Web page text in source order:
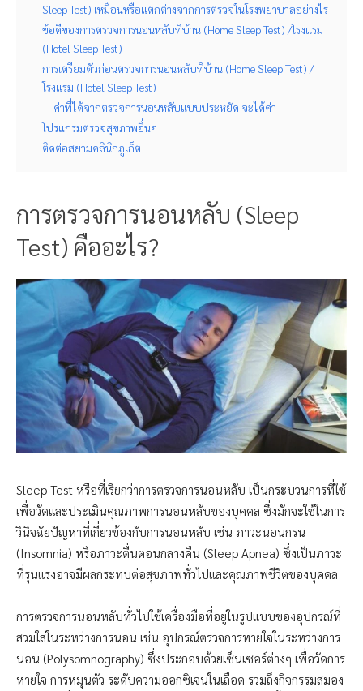
Sleep Test) เหมือนหรือแตกต่างจากการตรวจในโรงพยาบาลอย่างไร
ข้อดีของการตรวจการนอนหลับที่บ้าน (Home Sleep Test) /โรงแรม
(Hotel Sleep Test)
การเตรียมตัวก่อนตรวจการนอนหลับที่บ้าน (Home Sleep Test) /
โรงแรม (Hotel Sleep Test)
ค่าที่ได้จากตรวจการนอนหลับแบบประหยัด จะได้ค่า
โปรแกรมตรวจสุขภาพอื่นๆ
ติดต่อสยามคลินิกภูเก็ต
การตรวจการนอนหลับ (Sleep
Test) คืออะไร?
Sleep Test หรือที่เรียกว่าการตรวจการนอนหลับ เป็นกระบวนการที่ใช้
เพื่อวัดและประเมินคุณภาพการนอนหลับของบุคคล ซึ่งมักจะใช้ในการ
วินิจฉัยปัญหาที่เกี่ยวข้องกับการนอนหลับ เช่น ภาวะนอนกรน
(Insomnia) หรือภาวะตื่นตอนกลางคืน (Sleep Apnea) ซึ่งเป็นภาวะ
ที่รุนแรงอาจมีผลกระทบต่อสุขภาพทั่วไปและคุณภาพชีวิตของบุคคล
การตรวจการนอนหลับทั่วไปใช้เครื่องมือที่อยู่ในรูปแบบของอุปกรณ์ที่
สวมใส่ในระหว่างการนอน เช่น อุปกรณ์ตรวจการหายใจในระหว่างการ
นอน (Polysomnography) ซึ่งประกอบด้วยเซ็นเซอร์ต่างๆ เพื่อวัดการ
หายใจ การหมุนตัว ระดับความออกซิเจนในเลือด รวมถึงกิจกรรมสมอง